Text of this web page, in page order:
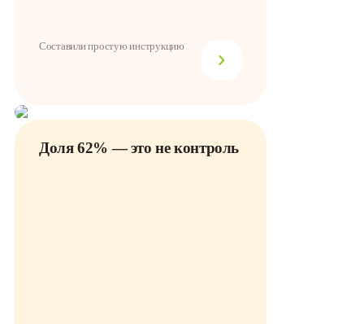
Составили простую инструкцию
Доля 62% — это не контроль